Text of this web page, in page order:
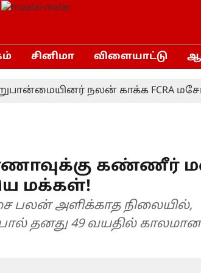
சினிமா விளையாட்டு
நலன் காக்க FCRA
கண்ணீர்
மக்கள்!
பலன் அளிக்காத நிலையில்,
தூக்கத்திலேயே மாரடைப்பால் தனது 49